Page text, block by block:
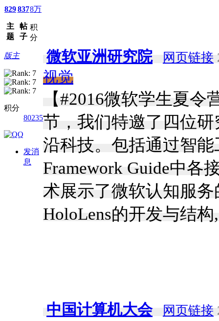
829
主
题
837
帖
子
8万
积
分
版主
积分
80235
发消
息
微软亚洲研究院 网页链接
视觉
【#2016微软学生夏
节，我们特邀了四位
沿科技。包括通过智
Framework Guide中各
术展示了微软认知服
HoloLens的开发与结
中国计算机大会 网页链接